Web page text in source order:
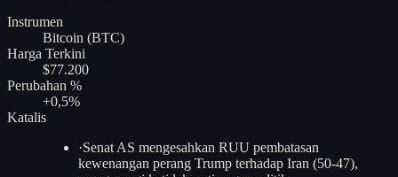
Instrumen
Bitcoin (BTC)
Harga Terkini
$77.200
Perubahan %
+0,5%
Katalis
·Senat AS mengesahkan RUU pembatasan
kewenangan perang Trump terhadap Iran (50-47),